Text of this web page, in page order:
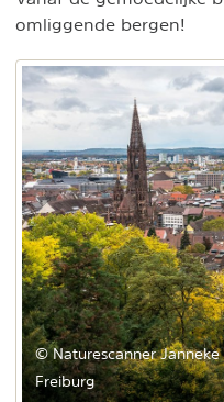
omliggende bergen!
© Naturescanner Janneke
Freiburg